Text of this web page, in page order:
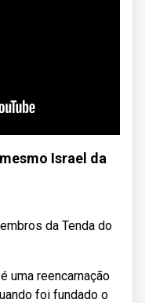
Israel da
da Tenda do
uma reencarnação
foi fundado o